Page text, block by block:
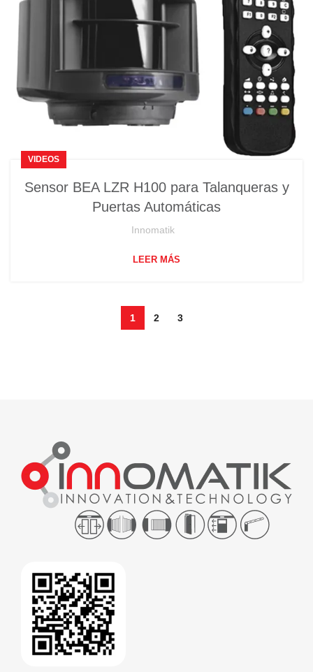
VIDEOS
Sensor BEA LZR H100 para Talanqueras y
Puertas Automáticas
Innomatik
LEER MÁS
1 2 3